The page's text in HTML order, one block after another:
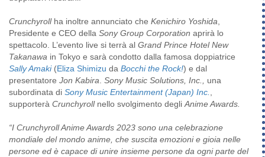
Crunchyrollha inoltre annunciato che Kenichiro Yoshida
Presidente e CEO della Sony Group Corporation aprirà lo
spettacolo. L’evento live si terrà al Grand Prince Hotel New
Takanawa in Tokyo e sarà condotto dalla famosa doppiatrice
Sally Amaki (Eliza Shimizu da Bocchi the Rock!) e dal
presentatore Jon Kabira Sony Music Solutions, Inc.,
una
subordinata di Sony Music Entertainment (Japan) Inc.
supporterà Crunchyroll nello svolgimento degli Anime Awards.
“I Crunchyroll Anime Awards 2023 sono una celebrazione
mondiale del mondo anime, che suscita emozioni e gioia nelle
persone ed è capace di unire insieme persone da ogni parte del